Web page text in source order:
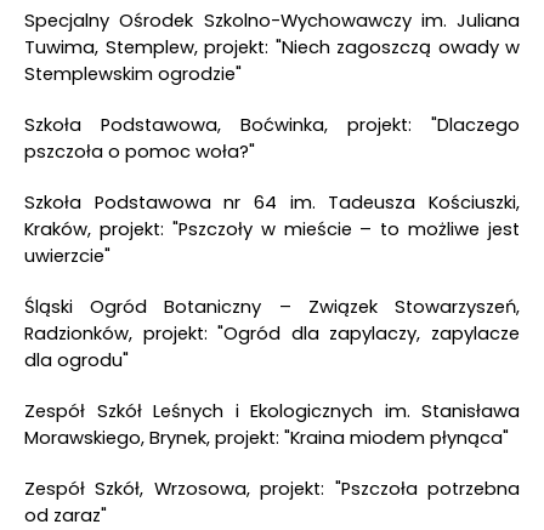
Specjalny Ośrodek Szkolno-Wychowawczy im. Juliana
Tuwima, Stemplew, projekt: "Niech zagoszczą owady w
Stemplewskim ogrodzie"
Szkoła Podstawowa, Boćwinka, projekt: "Dlaczego
pszczoła o pomoc woła?"
Szkoła Podstawowa nr 64 im. Tadeusza Kościuszki,
Kraków, projekt: "Pszczoły w mieście – to możliwe jest
uwierzcie"
Śląski Ogród Botaniczny – Związek Stowarzyszeń,
Radzionków, projekt: "Ogród dla zapylaczy, zapylacze
dla ogrodu"
Zespół Szkół Leśnych i Ekologicznych im. Stanisława
Morawskiego, Brynek, projekt: "Kraina miodem płynąca"
Zespół Szkół, Wrzosowa, projekt: "Pszczoła potrzebna
od zaraz"